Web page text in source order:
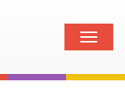
Toggle